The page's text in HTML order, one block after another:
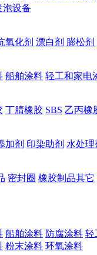
泡设备
氧化剂 漂白剂 膨松剂
船舶涂料 轻工和家电
丁腈橡胶 SBS 乙丙橡
加剂 印染助剂 水处理
密封圈 橡胶制品其它
船舶涂料 防腐涂料 轻
粉末涂料 环氧涂料